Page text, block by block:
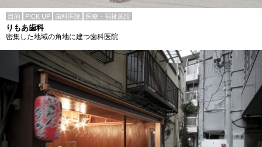
目的 PICK UP 歯科医院 医療・福祉施設
りもあ歯科
密集した地域の角地に建つ歯科医院